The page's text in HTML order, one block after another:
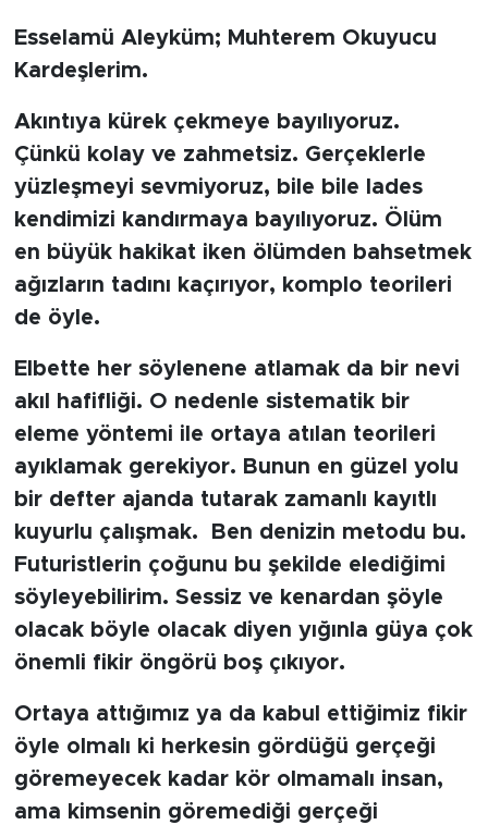
Esselamü Aleyküm; Muhterem Okuyucu
Kardeşlerim.
Akıntıya kürek çekmeye bayılıyoruz.
Çünkü kolay ve zahmetsiz. Gerçeklerle
yüzleşmeyi sevmiyoruz, bile bile lades
kendimizi kandırmaya bayılıyoruz. Ölüm
en büyük hakikat iken ölümden bahsetmek
ağızların tadını kaçırıyor, komplo teorileri
de öyle.
Elbette her söylenene atlamak da bir nevi
akıl hafifliği. O nedenle sistematik bir
eleme yöntemi ile ortaya atılan teorileri
ayıklamak gerekiyor. Bunun en güzel yolu
bir defter ajanda tutarak zamanlı kayıtlı
kuyurlu çalışmak. Ben denizin metodu bu.
Futuristlerin çoğunu bu şekilde elediğimi
söyleyebilirim. Sessiz ve kenardan şöyle
olacak böyle olacak diyen yığınla güya çok
önemli fikir öngörü boş çıkıyor.
Ortaya attığımız ya da kabul ettiğimiz fikir
öyle olmalı ki herkesin gördüğü gerçeği
göremeyecek kadar kör olmamalı insan,
ama kimsenin göremediği gerçeği
POLİTİKA
EKONOMİ
SPOR
KÜLTÜR SANAT
TARİHTEN GÜNÜMÜZE
TARİH
KADIN
SAĞLIK
MEDYA KÖŞESİ
VİDEOLAR
ALINTI YAZARLAR